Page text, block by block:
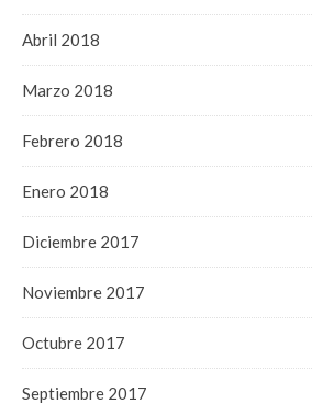
Abril 2018
Marzo 2018
Febrero 2018
Enero 2018
Diciembre 2017
Noviembre 2017
Octubre 2017
Septiembre 2017